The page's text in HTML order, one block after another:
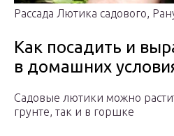
Рассада Лютика садового,
Как посадить и
в домашних
Садовые лютики можно
грунте, так и в горшке